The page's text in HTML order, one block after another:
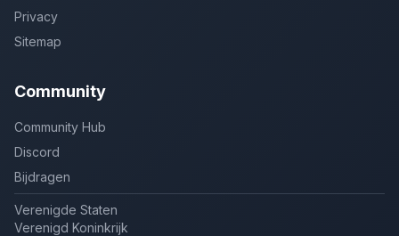
Privacy
Sitemap
Community
Community Hub
Discord
Bijdragen
Verenigde Staten
Verenigd Koninkrijk